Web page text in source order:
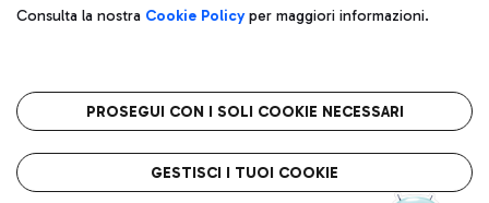
Privacy policy
Note legali
Roma FCO
L'aeroporto stellato
Consulta la nostra Cookie Policyper maggiori informazioni.
PROSEGUI CON I SOLI COOKIE NECESSARI
GESTISCI I TUOI COOKIE